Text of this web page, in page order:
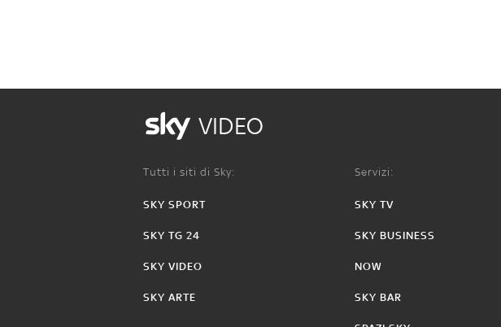
VIDEO
Tutti i siti di Sky:
SKY SPORT
SKY TG 24
SKY VIDEO
SKY ARTE
Servizi:
SKY TV
SKY BUSINESS
NOW
SKY BAR